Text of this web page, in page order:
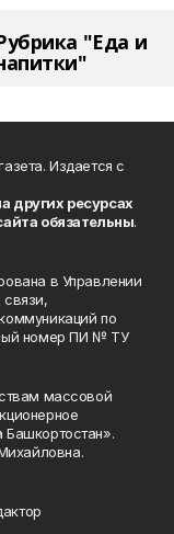
"Еда и
Издается с
других ресурсах
обязательны.
в Управлении
по
номер ПИ № ТУ
массовой